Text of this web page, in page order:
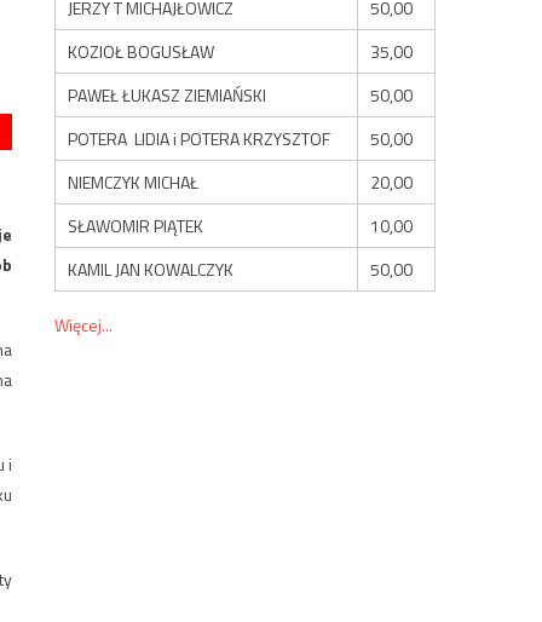
i
JERZY T MICHAJŁOWICZ
50,00
KOZIOŁ BOGUSŁAW
35,00
PAWEŁ ŁUKASZ ZIEMIAŃSKI
50,00
POTERA LIDIA i POTERA KRZYSZTOF
50,00
NIEMCZYK MICHAŁ
20,00
SŁAWOMIR PIĄTEK
10,00
KAMIL JAN KOWALCZYK
50,00
Więcej...